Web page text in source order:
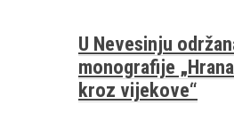
U Nevesinju
monografije
kroz vijekove“